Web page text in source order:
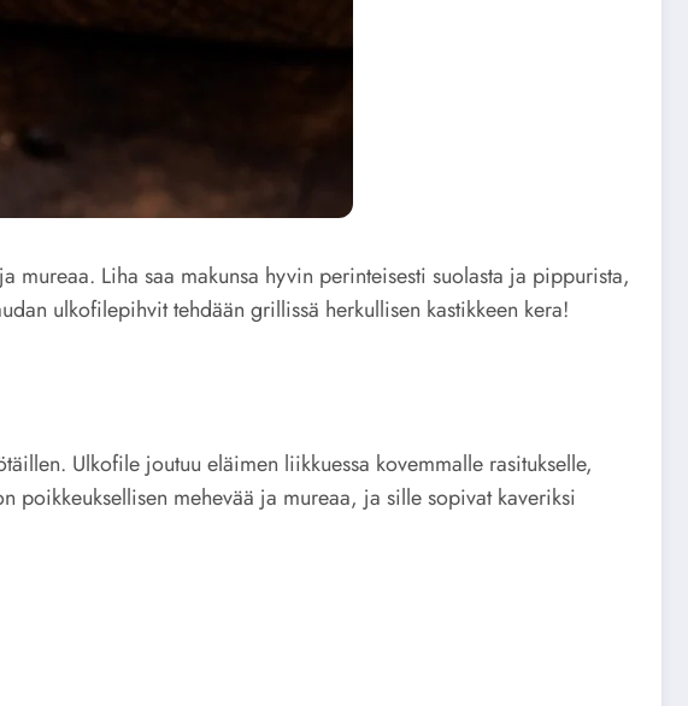
Liha saa makunsa hyvin perinteisesti suolasta ja pippurista,
ulkofilepihvit tehdään grillissä herkullisen kastikkeen kera!
Ulkofile joutuu eläimen liikkuessa kovemmalle rasitukselle,
poikkeuksellisen mehevää ja mureaa, ja sille sopivat kaveriksi